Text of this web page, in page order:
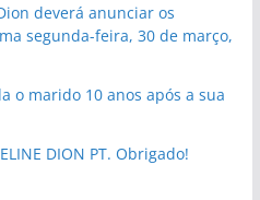
deverá anunciar os
segunda-feira, 30 de março,
o marido 10 anos após a sua
DION PT. Obrigado!